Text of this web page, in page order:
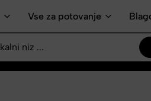
Vse za potovanje